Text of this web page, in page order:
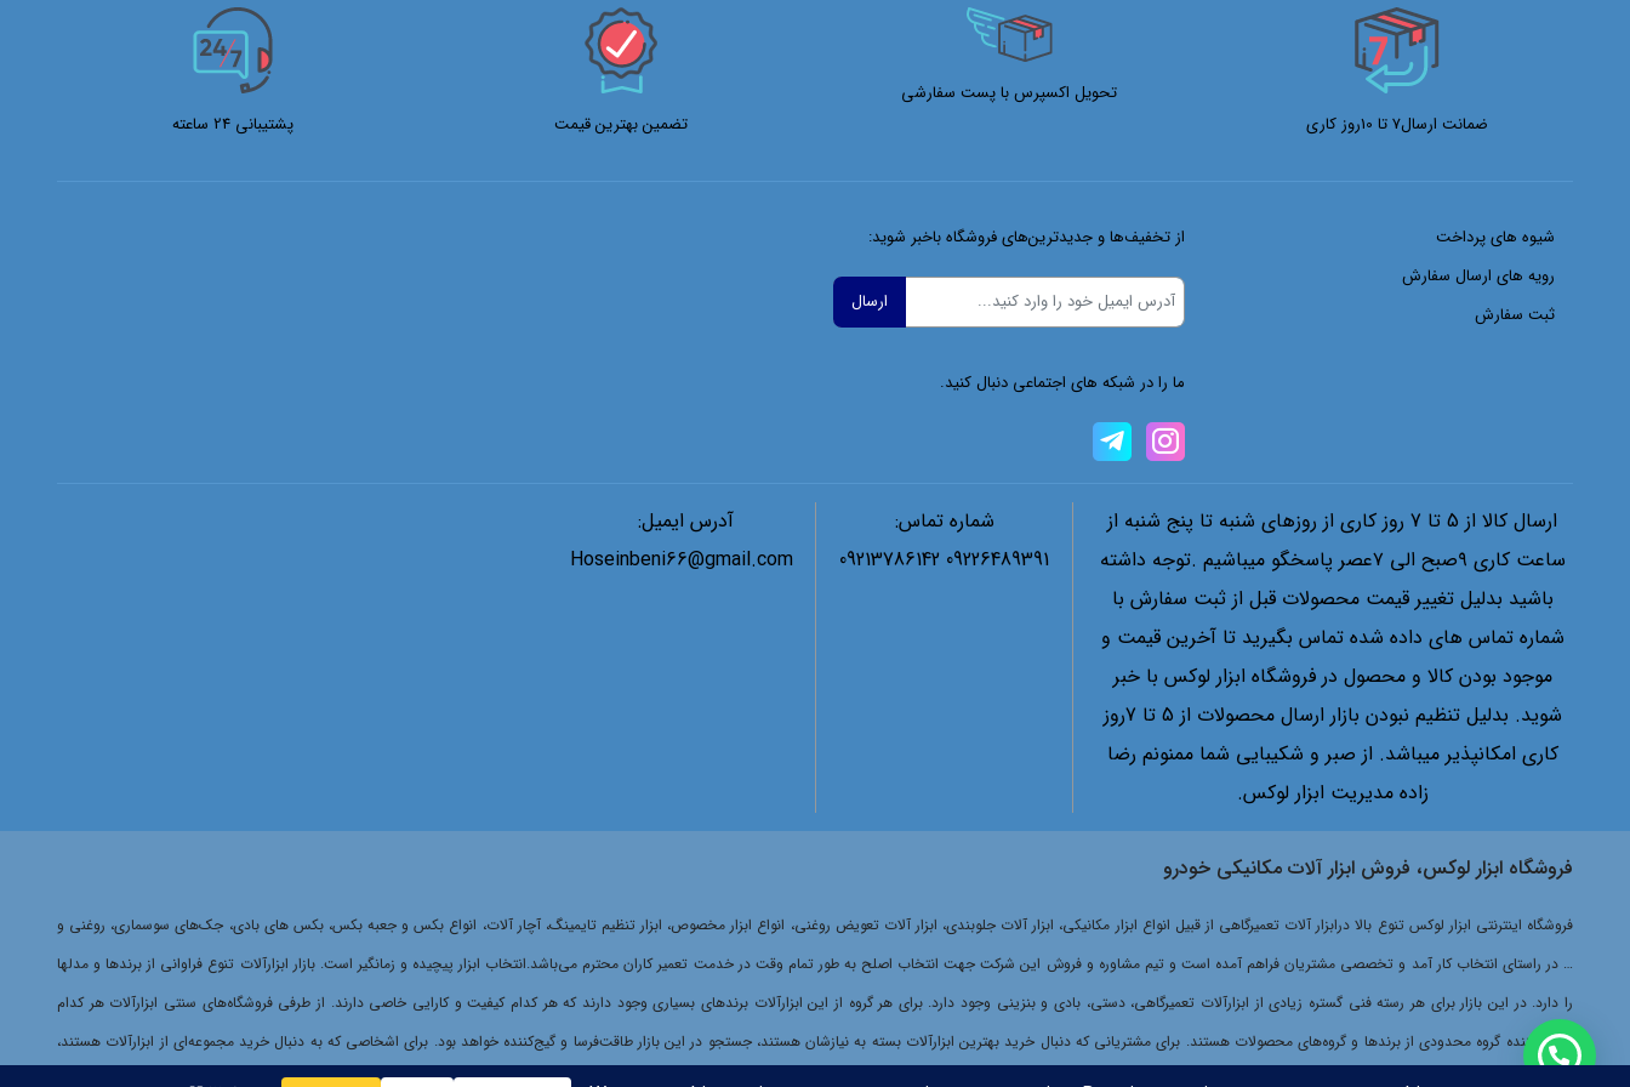
Sumak
Topex
Tosan
Twana
Wofo
Wood
Yellow jacket
ایران پتک
ایران صنعت
اینگو
باس
ضمانت ارسال7 تا 10روز کاری
تحویل اکسپرس با پست سفارشی
تضمین بهترین قیمت
پشتیبانی 24 ساعته
شیوه های پرداخت
رویه های ارسال سفارش
ثبت سفارش
از تخفیف‌ها و جدیدترین‌های فروشگاه باخبر شوید:
ما را در شبکه های اجتماعی دنبال کنید.
ارسال کالا از 5 تا 7 روز کاری از روزهای شنبه تا پنج شنبه از
ساعت کاری ۹صبح الی ۷عصر پاسخگو میباشیم .توجه داشته
باشید بدلیل تغییر قیمت محصولات قبل از ثبت سفارش با
شماره تماس های داده شده تماس بگیرید تا آخرین قیمت و
موجود بودن کالا و محصول در فروشگاه ابزار لوکس با خبر
شوید. بدلیل تنظیم نبودن بازار ارسال محصولات از 5 تا 7روز
کاری امکانپذیر میباشد. از صبر و شکیبایی شما ممنونم رضا
زاده مدیریت ابزار لوکس.
شماره تماس:
09226489391 09213786142
آدرس ایمیل:
Hoseinbeni66@gmail.com
فروشگاه ابزار لوکس، فروش ابزار آلات مکانیکی خودرو
فروشگاه اینترنتی ابزار لوکس تنوع بالا درابزار آلات تعمیرگاهی از قبیل انواع ابزار مکانیکی، ابزار آلات جلوبندی، ابزار آلات تعویض روغنی، انواع ابزار مخصوص، ابزار تنظیم تایمینگ، آچار آلات، انواع بکس و جعبه بکس، بکس های بادی، جک‌های سوسماری، روغنی و
… در راستای انتخاب کار آمد و تخصصی مشتریان فراهم آمده است و تیم مشاوره و فروش این شرکت جهت انتخاب اصلح به طور تمام وقت در خدمت تعمیر کاران محترم می‌باشد.انتخاب ابزار پیچیده و زمانگیر است. بازار ابزارآلات تنوع فراوانی از برندها و مدلها
را دارد. در این بازار برای هر رسته فنی گستره زیادی از ابزارآلات تعمیرگاهی، دستی، بادی و بنزینی وجود دارد. برای هر گروه از این ابزارآلات برندهای بسیاری وجود دارند که هر کدام کیفیت و کارایی خاصی دارند. از طرفی فروشگاه‌های سنتی ابزارآلات هر کدام
عرضه کننده گروه محدودی از برندها و گروه‌های محصولات هستند. برای مشتریانی که دنبال خرید بهترین ابزارآلات بسته به نیازشان هستند، جستجو در این بازار طاقت‌فرسا و گیج‌کننده خواهد بود. برای اشخاصی که به دنبال خرید مجموعه‌ای از ابزارآلات هستند،
خرید پیچیده‌تر خواهد شد.